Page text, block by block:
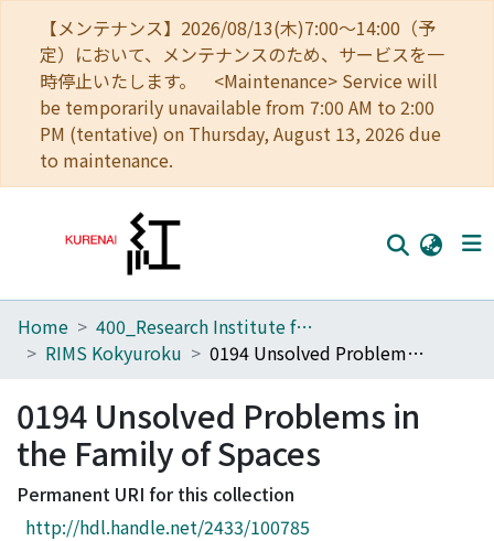
【メンテナンス】2026/08/13(木)7:00～14:00（予
定）において、メンテナンスのため、サービスを一
時停止いたします。 <Maintenance> Service will
be temporarily unavailable from 7:00 AM to 2:00
PM (tentative) on Thursday, August 13, 2026 due
to maintenance.
Home
Browse
Download Ranking
Access Statistics
Home
400_Research Institute for Mathematical Sciences
RIMS Kokyuroku
0194 Unsolved Problems in the Family of Spaces
0194 Unsolved Problems in
the Family of Spaces
Permanent URI for this collection
http://hdl.handle.net/2433/100785